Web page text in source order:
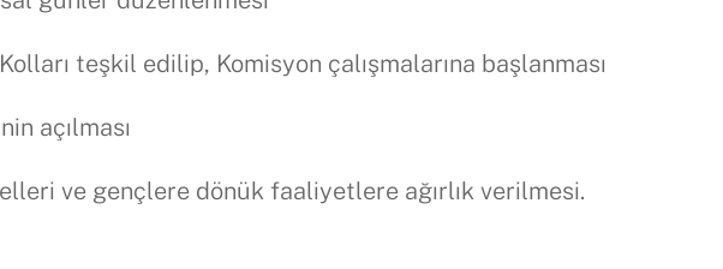
teşkil edilip, Komisyon çalışmalarına başlanması
açılması
ve gençlere dönük faaliyetlere ağırlık verilmesi.